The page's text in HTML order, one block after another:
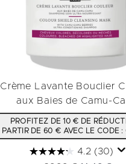
Crème Lavante Bouclier
aux Baies de Camu-
PROFITEZ DE 10 € DE
PARTIR DE 60 € AVEC LE CODE :
4.2 (30)